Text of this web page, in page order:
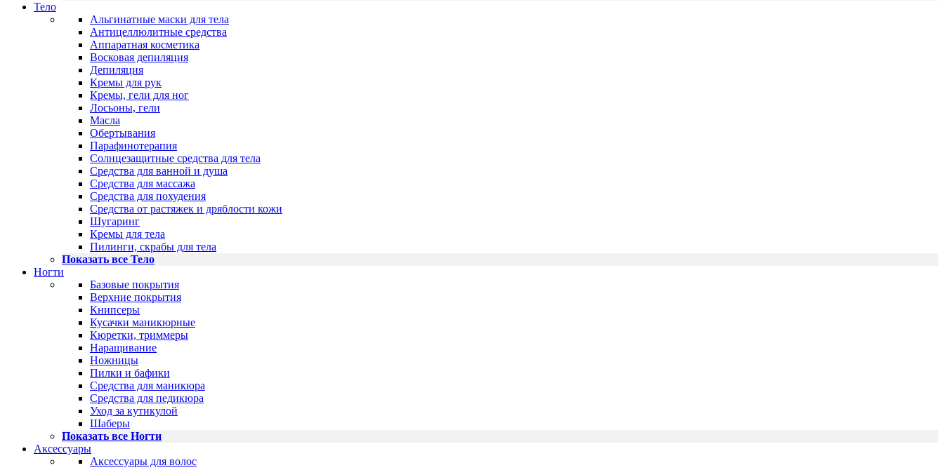
Тело
Альгинатные маски для тела
Антицеллюлитные средства
Аппаратная косметика
Восковая депиляция
Депиляция
Кремы для рук
Кремы, гели для ног
Лосьоны, гели
Масла
Обертывания
Парафинотерапия
Солнцезащитные средства для тела
Средства для ванной и душа
Средства для массажа
Средства для похудения
Средства от растяжек и дряблости кожи
Шугаринг
Кремы для тела
Пилинги, скрабы для тела
Показать все Тело
Ногти
Базовые покрытия
Верхние покрытия
Книпсеры
Кусачки маникюрные
Кюретки, триммеры
Наращивание
Ножницы
Пилки и бафики
Средства для маникюра
Средства для педикюра
Уход за кутикулой
Шаберы
Показать все Ногти
Аксессуары
Аксессуары для волос